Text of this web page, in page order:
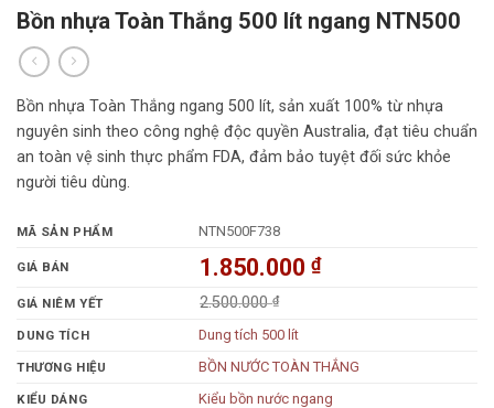
Bồn nhựa Toàn Thắng 500 lít ngang NTN500
Bồn nhựa Toàn Thắng ngang 500 lít, sản xuất 100% từ nhựa
nguyên sinh theo công nghệ độc quyền Australia, đạt tiêu chuẩn
an toàn vệ sinh thực phẩm FDA, đảm bảo tuyệt đối sức khỏe
người tiêu dùng.
MÃ SẢN PHẨM NTN500F738
GIÁ BÁN 1.850.000₫
GIÁ NIÊM YẾT 2.500.000₫
DUNG TÍCH Dung tích 500 lít
THƯƠNG HIỆU BỒN NƯỚC TOÀN THẮNG
KIỂU DÁNG Kiểu bồn nước ngang